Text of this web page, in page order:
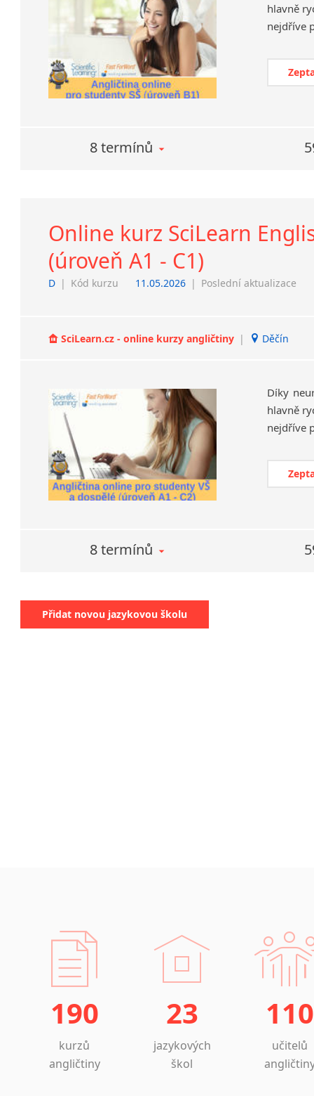
hlavně
8 termínů
Online kurz SciLearn
(úroveň A1 - C1)
D | Kód kurzu 11.05.2026 | Poslední aktualizace
SciLearn.cz - online kurzy angličtiny | Děčín
Díky
hlavně
8 termínů
Přidat novou jazykovou školu
190
kurzů
angličtiny
23
jazykových
škol
110
učitelů